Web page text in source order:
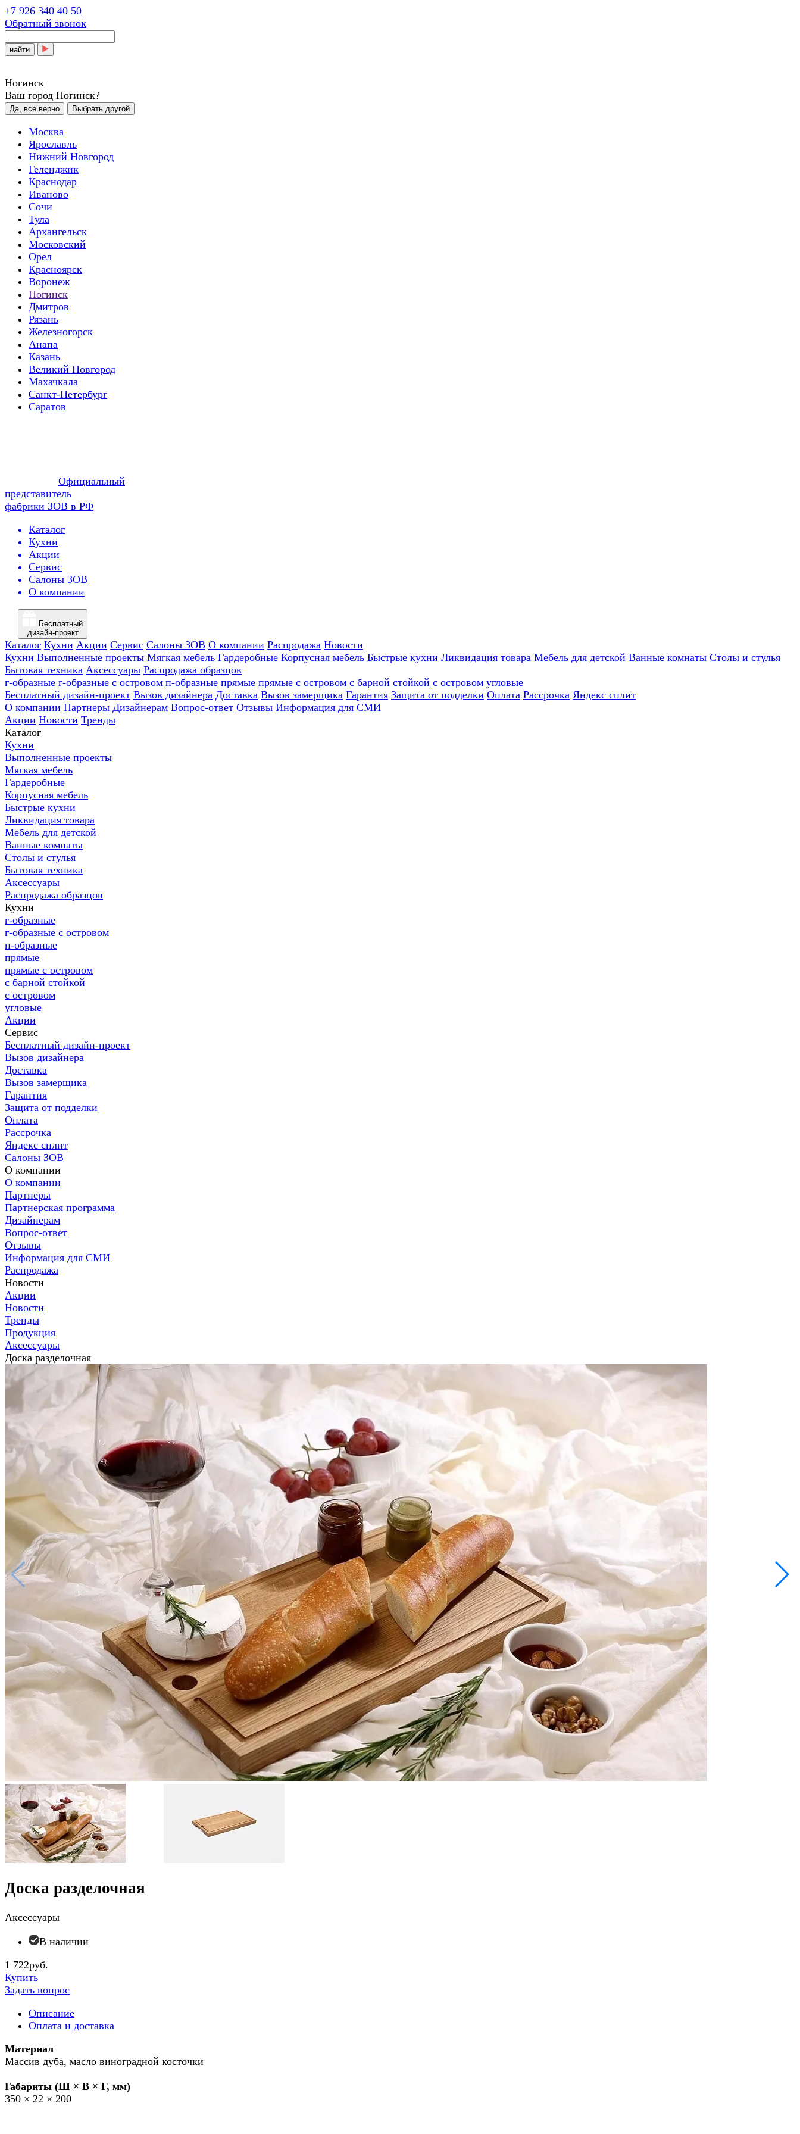
+7 926 340 40 50
Обратный звонок
найти
Ногинск
Ваш город Ногинск?
Да, все верно Выбрать другой
Москва
Ярославль
Нижний Новгород
Геленджик
Краснодар
Иваново
Сочи
Тула
Архангельск
Московский
Орел
Красноярск
Воронеж
Ногинск
Дмитров
Рязань
Железногорск
Анапа
Казань
Великий Новгород
Махачкала
Санкт-Петербург
Саратов
Официальный
представитель
фабрики ЗОВ в РФ
Каталог
Кухни
Акции
Сервис
Салоны ЗОВ
О компании
Бесплатный
дизайн-проект
Каталог Кухни Акции Сервис Салоны ЗОВ О компании Распродажа Новости
Кухни Выполненные проекты Мягкая мебель Гардеробные Корпусная мебель Быстрые кухни Ликвидация товара Мебель для детской Ванные комнаты Столы и стулья
Бытовая техника Аксессуары Распродажа образцов
г-образные г-образные с островом п-образные прямые прямые с островом с барной стойкой с островом угловые
Бесплатный дизайн-проект Вызов дизайнера Доставка Вызов замерщика Гарантия Защита от подделки Оплата Рассрочка Яндекс сплит
О компании Партнеры Дизайнерам Вопрос-ответ Отзывы Информация для СМИ
Акции Новости Тренды
Каталог
Кухни
Выполненные проекты
Мягкая мебель
Гардеробные
Корпусная мебель
Быстрые кухни
Ликвидация товара
Мебель для детской
Ванные комнаты
Столы и стулья
Бытовая техника
Аксессуары
Распродажа образцов
Кухни
г-образные
г-образные с островом
п-образные
прямые
прямые с островом
с барной стойкой
с островом
угловые
Акции
Сервис
Бесплатный дизайн-проект
Вызов дизайнера
Доставка
Вызов замерщика
Гарантия
Защита от подделки
Оплата
Рассрочка
Яндекс сплит
Салоны ЗОВ
О компании
О компании
Партнеры
Партнерская программа
Дизайнерам
Вопрос-ответ
Отзывы
Информация для СМИ
Распродажа
Новости
Акции
Новости
Тренды
Продукция
Аксессуары
Доска разделочная
Доска разделочная
Аксессуары
В наличии
1 722руб.
Купить
Задать вопрос
Описание
Оплата и доставка
Материал
Массив дуба, масло виноградной косточки
Габариты (Ш × В × Г, мм)
350 × 22 × 200